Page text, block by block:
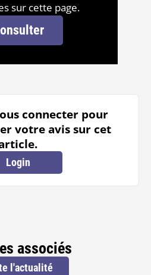
sur cette page.
connecter pour
votre avis sur cet
Login
associés
l'actualité